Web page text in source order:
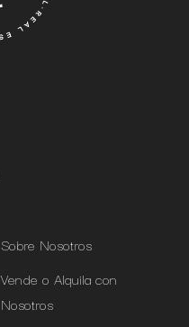
Sobre Nosotros
Vende o Alquila con
Nosotros